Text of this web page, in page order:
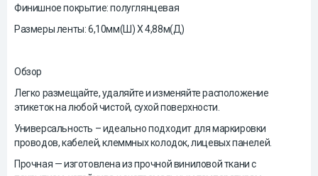
Финишное покрытие: полуглянцевая
Размеры ленты: 6,10мм(Ш) X 4,88м(Д)
Обзор
Легко размещайте, удаляйте и изменяйте расположение
этикеток на любой чистой, сухой поверхности.
Универсальность – идеально подходит для маркировки
проводов, кабелей, клеммных колодок, лицевых панелей.
Прочная — изготовлена из прочной виниловой ткани с